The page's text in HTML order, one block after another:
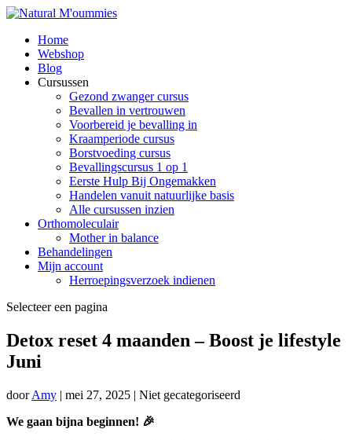
Home
Webshop
Blog
Cursussen
Gezond zwanger cursus
Bevallen in vertrouwen
Voorbereid je bevalling in
Kraamperiode cursus
Borstvoeding cursus
Bevallingscursus 1 op 1
Eerste Hulp Bij Ongemakken
Handelen vanuit natuurlijke basis
Alle cursussen inzien
Orthomoleculair
Mother in balance
Behandelingen
Mijn account
Herroepingsverzoek indienen
Selecteer een pagina
Detox reset 4 maanden – Boost je lifestyle
Juni
doorAmy | mei 27, 2025 | Niet gecategoriseerd
We gaan bijna beginnen! 🎉